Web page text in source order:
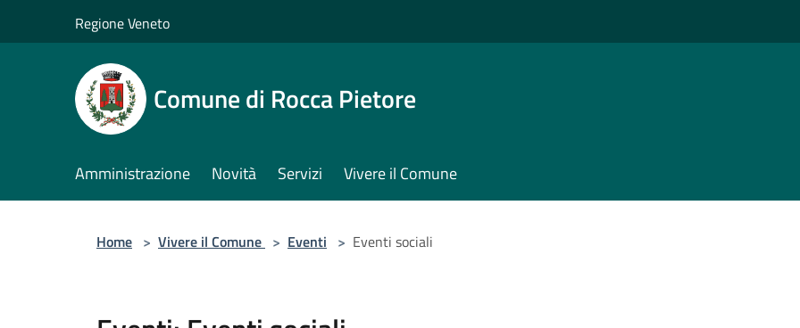
Regione Veneto
Comune di Rocca Pietore
Amministrazione Novità Servizi Vivere il Comune
Home > Vivere il Comune > Eventi > Eventi sociali